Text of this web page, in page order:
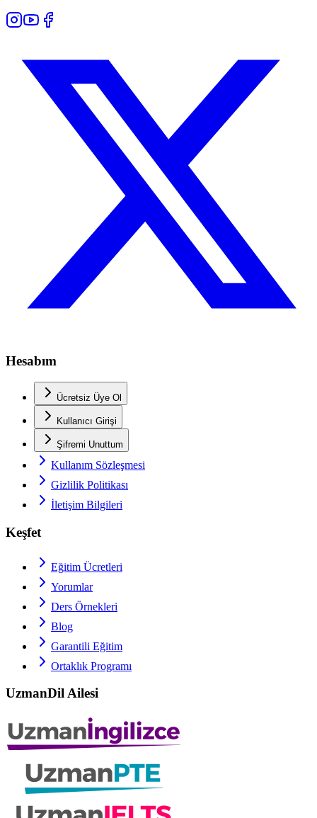
Hesabım
Ücretsiz Üye Ol
Kullanıcı Girişi
Şifremi Unuttum
Kullanım Sözleşmesi
Gizlilik Politikası
İletişim Bilgileri
Keşfet
Eğitim Ücretleri
Yorumlar
Ders Örnekleri
Blog
Garantili Eğitim
Ortaklık Programı
UzmanDil Ailesi